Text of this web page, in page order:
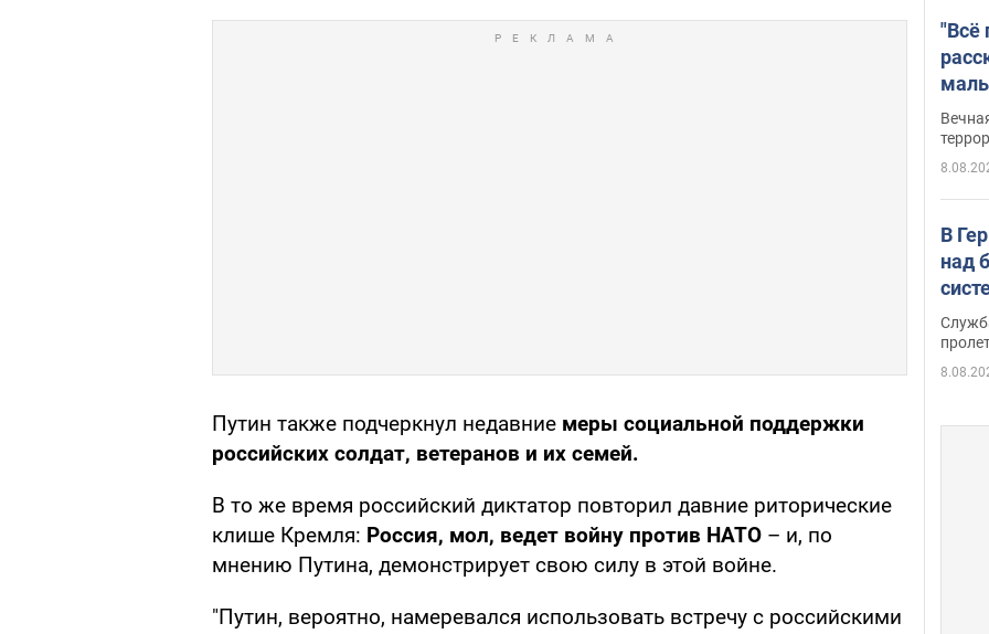
Путин также подчеркнул недавние меры социальной поддержки
российских солдат, ветеранов и их семей.
В то же время российский диктатор повторил давние риторические
клише Кремля: Россия, мол, ведет войну против НАТО – и, по
мнению Путина, демонстрирует свою силу в этой войне.
"Путин, вероятно, намеревался использовать встречу с российскими
"Всё
В
над